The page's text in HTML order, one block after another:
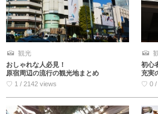
観光
おしゃれな人必見！
原宿周辺の流行の観光地まとめ
♡ 1 / 2142 views
初心
充実
♡ 0 /